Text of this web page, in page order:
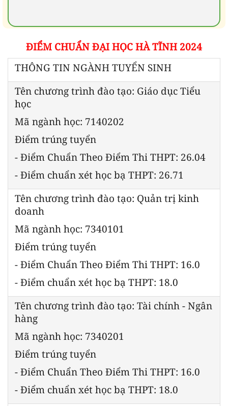
ĐIỂM CHUẨN ĐẠI HỌC HÀ TĨNH 2024
THÔNG TIN NGÀNH TUYỂN SINH
Tên chương trình đào tạo: Giáo dục Tiểu
học
Mã ngành học: 7140202
Điểm trúng tuyển
- Điểm Chuẩn Theo Điểm Thi THPT: 26.04
- Điểm chuẩn xét học bạ THPT: 26.71
Tên chương trình đào tạo: Quản trị kinh
doanh
Mã ngành học: 7340101
Điểm trúng tuyển
- Điểm Chuẩn Theo Điểm Thi THPT: 16.0
- Điểm chuẩn xét học bạ THPT: 18.0
Tên chương trình đào tạo: Tài chính - Ngân
hàng
Mã ngành học: 7340201
Điểm trúng tuyển
- Điểm Chuẩn Theo Điểm Thi THPT: 16.0
- Điểm chuẩn xét học bạ THPT: 18.0